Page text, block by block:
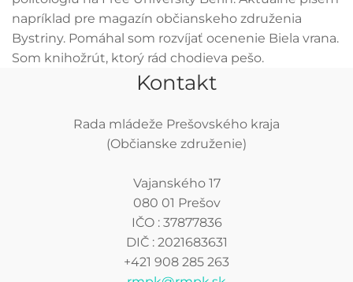
napríklad pre magazín občianskeho združenia
Bystriny. Pomáhal som rozvíjať ocenenie Biela vrana.
Som knihožrút, ktorý rád chodieva pešo.
Kontakt
Rada mládeže Prešovského kraja
(Občianske združenie)
Vajanského 17
080 01 Prešov
IČO : 37877836
DIČ : 2021683631
+421 908 285 263